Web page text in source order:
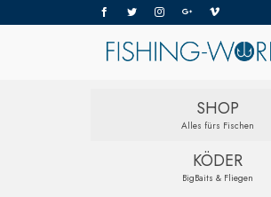
SHOP
Alles fürs Fischen
KÖDER
BigBaits & Fliegen